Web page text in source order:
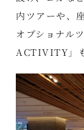
内ツアーや、
オプショナル
ACTIVITY」